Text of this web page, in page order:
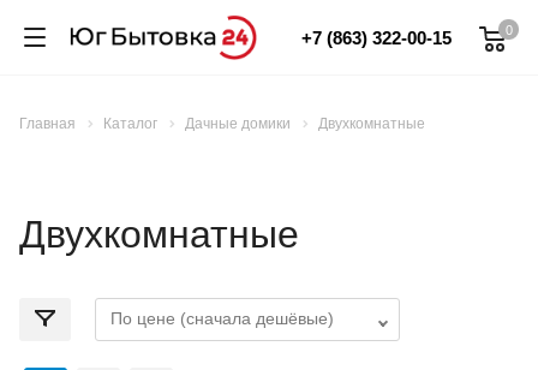
0
+7 (863) 322-00-15
Главная Каталог Дачные домики Двухкомнатные
Двухкомнатные